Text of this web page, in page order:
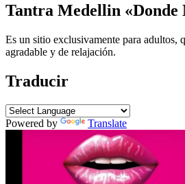
Tantra Medellin «Donde
Es un sitio exclusivamente para adultos,
agradable y de relajación.
Traducir
Powered by Translate